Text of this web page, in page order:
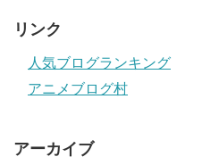
リンク
人気ブログランキング
アニメブログ村
アーカイブ